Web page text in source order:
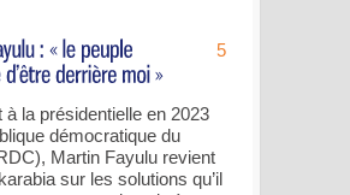
5
à la présidentielle en 2023
démocratique du
Martin Fayulu revient
sur les solutions qu’il